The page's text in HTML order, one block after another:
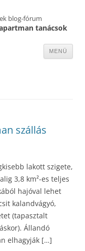
blog-fórum
tanácsok
MENÜ
szállás
lakott szigete,
3,8 km²-es teljes
hajóval lehet
kalandvágyó,
(tapasztalt
Állandó
elhagyják […]